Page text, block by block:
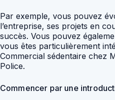
Par exemple, vous pouvez
l’entreprise, ses projets en
succès. Vous pouvez
vous êtes particulièrement
Commercial sédentaire chez
Police.
Commencer par une